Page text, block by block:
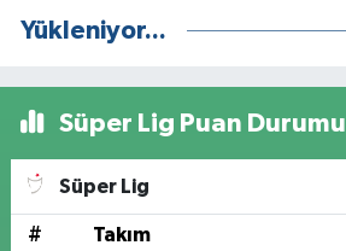
Yükleniyor...
Süper Lig Puan Durumu
Süper Lig
# Takım